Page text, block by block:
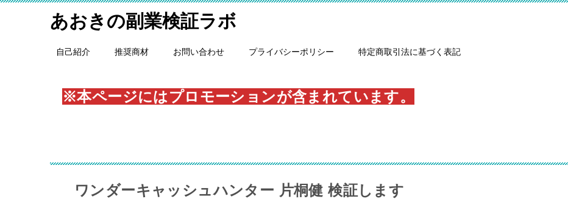
あおきの副業検証ラボ
自己紹介 推奨商材 お問い合わせ プライバシーポリシー 特定商取引法に基づく表記
※本ページにはプロモーションが含まれています。
ワンダーキャッシュハンター 片桐健 検証します